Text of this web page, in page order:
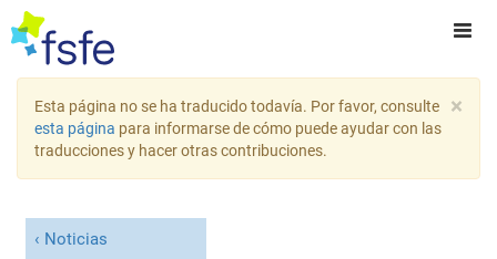
×
Esta página no se ha traducido todavía. Por favor, consulte
esta página para informarse de cómo puede ayudar con las
traducciones y hacer otras contribuciones.
Noticias